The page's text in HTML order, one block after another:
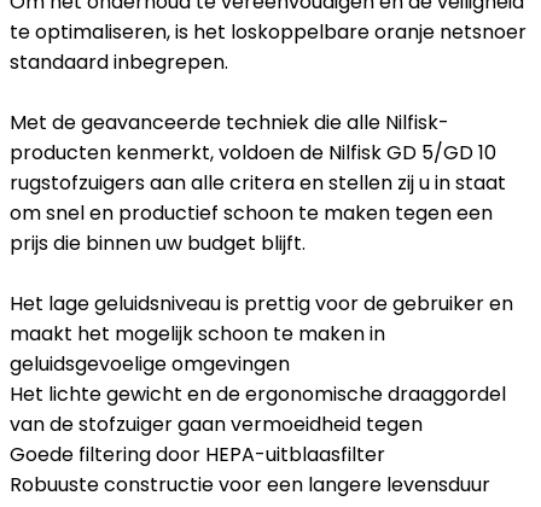
te optimaliseren, is het loskoppelbare oranje netsnoer
standaard inbegrepen.
Met de geavanceerde techniek die alle Nilfisk-
producten kenmerkt, voldoen de Nilfisk GD 5/GD 10
rugstofzuigers aan alle critera en stellen zij u in staat
om snel en productief schoon te maken tegen een
prijs die binnen uw budget blijft.
Het lage geluidsniveau is prettig voor de gebruiker en
maakt het mogelijk schoon te maken in
geluidsgevoelige omgevingen
Het lichte gewicht en de ergonomische draaggordel
van de stofzuiger gaan vermoeidheid tegen
Goede filtering door HEPA-uitblaasfilter
Robuuste constructie voor een langere levensduur